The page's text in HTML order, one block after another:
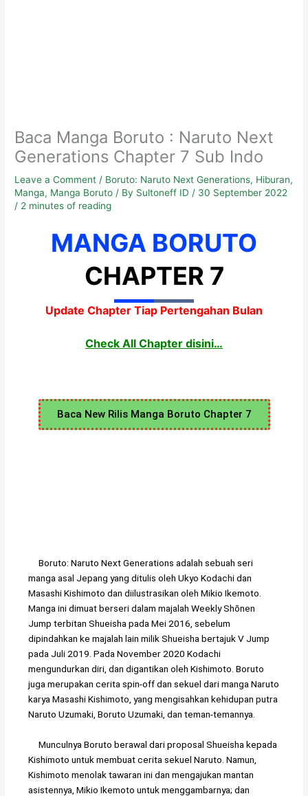
Baca Manga Boruto : Naruto Next
Generations Chapter 7 Sub Indo
Leave a Comment / Boruto: Naruto Next Generations, Hiburan,
Manga, Manga Boruto / By Sultoneff ID / 30 September 2022
/ 2 minutes of reading
MANGA BORUTO
CHAPTER 7
Update Chapter Tiap Pertengahan Bulan
Check All Chapter disini…
Baca New Rilis Manga Boruto Chapter 7
Boruto: Naruto Next Generations adalah sebuah seri
manga asal Jepang yang ditulis oleh Ukyo Kodachi dan
Masashi Kishimoto dan diilustrasikan oleh Mikio Ikemoto.
Manga ini dimuat berseri dalam majalah Weekly Shōnen
Jump terbitan Shueisha pada Mei 2016, sebelum
dipindahkan ke majalah lain milik Shueisha bertajuk V Jump
pada Juli 2019. Pada November 2020 Kodachi
mengundurkan diri, dan digantikan oleh Kishimoto. Boruto
juga merupakan cerita spin-off dan sekuel dari manga Naruto
karya Masashi Kishimoto, yang mengisahkan kehidupan putra
Naruto Uzumaki, Boruto Uzumaki, dan teman-temannya.
Munculnya Boruto berawal dari proposal Shueisha kepada
Kishimoto untuk membuat cerita sekuel Naruto. Namun,
Kishimoto menolak tawaran ini dan mengajukan mantan
asistennya, Mikio Ikemoto untuk menggambarnya; dan